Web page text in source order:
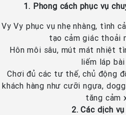
1. Phong cách phục vụ
Vy Vy phục vụ nhẹ nhàng, tình
tạo cảm giác thoải
Hôn môi sâu, mút mát nhiệt
liếm láp bài
Chơi đủ các tư thế, chủ động
khách hàng như cưỡi ngựa,
tăng cảm
2. Các dịch